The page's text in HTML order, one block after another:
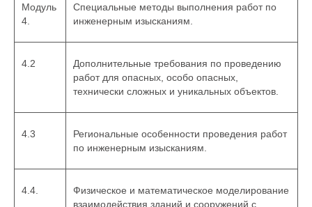
Модуль
4.
Специальные методы выполнения работ по
инженерным изысканиям.
4.2
Дополнительные требования по проведению
работ для опасных, особо опасных,
технически сложных и уникальных объектов.
4.3
Региональные особенности проведения работ
по инженерным изысканиям.
4.4.
Физическое и математическое моделирование
взаимодействия зданий и сооружений с